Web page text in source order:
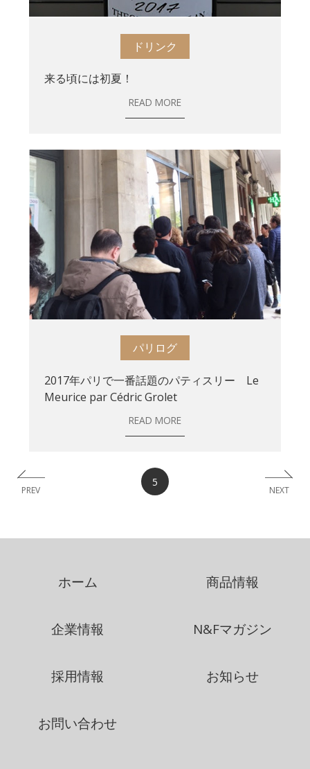
ドリンク
来る頃には初夏！
READ MORE
パリログ
2017年パリで一番話題のパティスリー Le
Meurice par Cédric Grolet
READ MORE
PREV
5
NEXT
ホーム 商品情報
企業情報 N&Fマガジン
採用情報 お知らせ
お問い合わせ